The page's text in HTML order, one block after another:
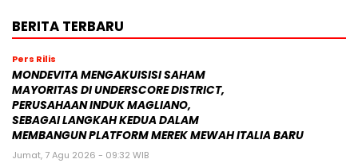
BERITA TERBARU
Pers Rilis
MONDEVITA MENGAKUISISI SAHAM
MAYORITAS DI UNDERSCORE DISTRICT,
PERUSAHAAN INDUK MAGLIANO,
SEBAGAI LANGKAH KEDUA DALAM
MEMBANGUN PLATFORM MEREK MEWAH ITALIA BARU
Jumat, 7 Agu 2026 - 09:32 WIB